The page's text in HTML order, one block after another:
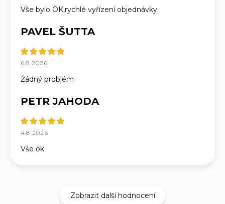
Vše bylo OK,rychlé vyřízení objednávky.
PAVEL ŠUTTA
6.8.2026
Žádný problém
PETR JAHODA
4.8.2026
Vše ok
Zobrazit další hodnocení